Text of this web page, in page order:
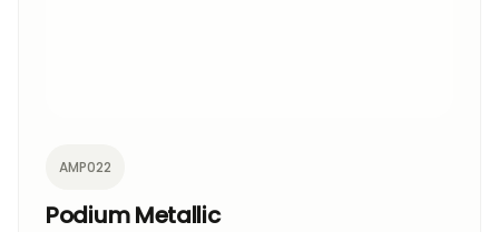
AMP022
Podium Metallic